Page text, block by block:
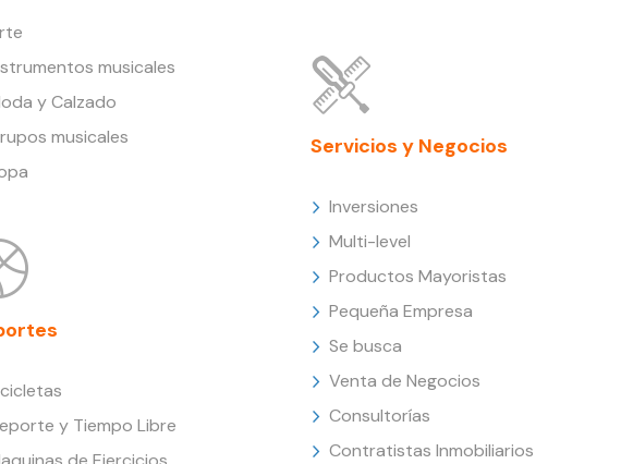
musicales
y Calzado
musicales
y Tiempo Libre
Servicios y Negocios
Inversiones
Multi-level
Productos Mayoristas
Pequeña Empresa
Se busca
Venta de Negocios
Consultorías
Contratistas Inmobiliarios